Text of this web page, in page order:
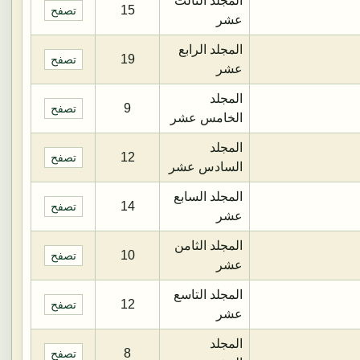
عشر
15 تصفح
المجلد الرابع
عشر
19 تصفح
المجلد
الخامس عشر
9 تصفح
المجلد
السادس عشر
12 تصفح
المجلد السابع
عشر
14 تصفح
المجلد الثامن
عشر
10 تصفح
المجلد التاسع
عشر
12 تصفح
المجلد
8 تصفح